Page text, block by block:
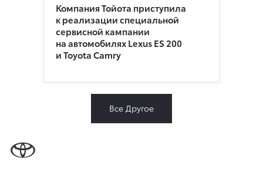
Компания Тойота приступила
к реализации специальной
сервисной кампании
на автомобилях Lexus ES 200
и Toyota Camry
Все Другое